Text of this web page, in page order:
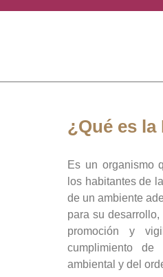
¿Qué es la
Es un organismo
los habitantes de
de un ambiente
para su
promoción y
cumplimiento de
ambiental y del